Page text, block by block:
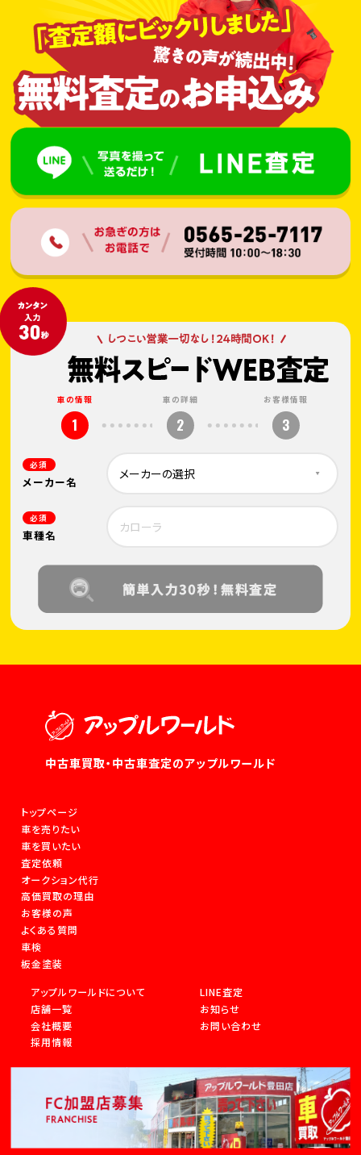
車の情報
1
車の詳細
2
お客様情報
3
必須
メーカー名
必須
車種名
中古車買取・中古車査定のアップルワールド
トップページ
車を売りたい
車を買いたい
査定依頼
オークション代行
高価買取の理由
お客様の声
よくある質問
車検
板金塗装
アップルワールドについて
店舗一覧
会社概要
採用情報
LINE査定
お知らせ
お問い合わせ